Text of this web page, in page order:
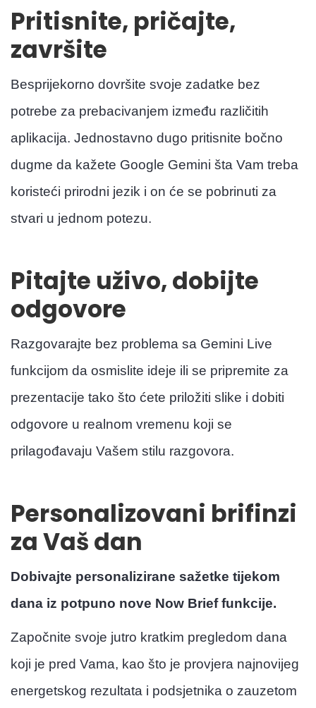
Pritisnite, pričajte,
završite
Besprijekorno dovršite svoje zadatke bez
potrebe za prebacivanjem između različitih
aplikacija. Jednostavno dugo pritisnite bočno
dugme da kažete Google Gemini šta Vam treba
koristeći prirodni jezik i on će se pobrinuti za
stvari u jednom potezu.
Pitajte uživo, dobijte
odgovore
Razgovarajte bez problema sa Gemini Live
funkcijom da osmislite ideje ili se pripremite za
prezentacije tako što ćete priložiti slike i dobiti
odgovore u realnom vremenu koji se
prilagođavaju Vašem stilu razgovora.
Personalizovani brifinzi
za Vaš dan
Dobivajte personalizirane sažetke tijekom
dana iz potpuno nove Now Brief funkcije.
Započnite svoje jutro kratkim pregledom dana
koji je pred Vama, kao što je provjera najnovijeg
energetskog rezultata i podsjetnika o zauzetom